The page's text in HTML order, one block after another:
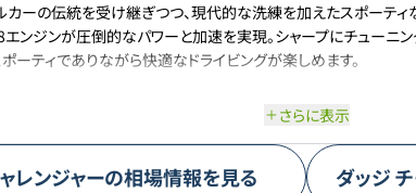
カーの伝統を受け継ぎつつ、現代的な洗練を加えたスポーティ
ンジンが圧倒的なパワーと加速を実現。シャープにチューニ
ーティでありながら快適なドライビングが楽しめます。
さらに表示
レンジャーの相場情報を見る ダッジ